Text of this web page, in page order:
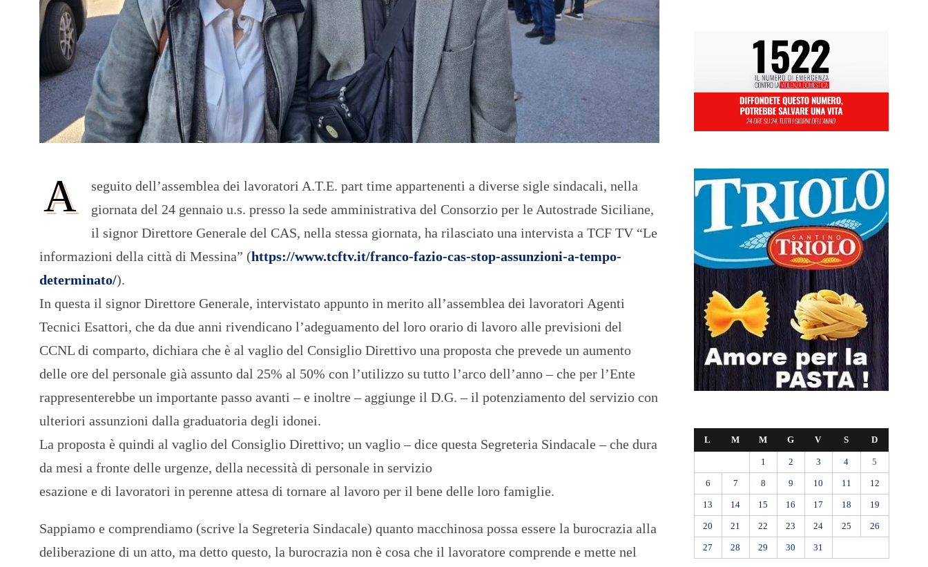
R
T
A
G
E
S
p
o
r
t
R
N
A
seguito dell’assemblea dei lavoratori A.T.E. part time appartenenti a diverse sigle sindacali, nella
giornata del 24 gennaio u.s. presso la sede amministrativa del Consorzio per le Autostrade Siciliane,
il signor Direttore Generale del CAS, nella stessa giornata, ha rilasciato una intervista a TCF TV “Le
informazioni della città di Messina” (https://www.tcftv.it/franco-fazio-cas-stop-assunzioni-a-tempo-
determinato/).
In questa il signor Direttore Generale, intervistato appunto in merito all’assemblea dei lavoratori Agenti
Tecnici Esattori, che da due anni rivendicano l’adeguamento del loro orario di lavoro alle previsioni del
CCNL di comparto, dichiara che è al vaglio del Consiglio Direttivo una proposta che prevede un aumento
delle ore del personale già assunto dal 25% al 50% con l’utilizzo su tutto l’arco dell’anno – che per l’Ente
rappresenterebbe un importante passo avanti – e inoltre – aggiunge il D.G. – il potenziamento del servizio con
ulteriori assunzioni dalla graduatoria degli idonei.
La proposta è quindi al vaglio del Consiglio Direttivo; un vaglio – dice questa Segreteria Sindacale – che dura
da mesi a fronte delle urgenze, della necessità di personale in servizio
esazione e di lavoratori in perenne attesa di tornare al lavoro per il bene delle loro famiglie.
Sappiamo e comprendiamo (scrive la Segreteria Sindacale) quanto macchinosa possa essere la burocrazia alla
deliberazione di un atto, ma detto questo, la burocrazia non è cosa che il lavoratore comprende e mette nel
L M M G V S D
1 2 3 4 5
6 7 8 9 10 11 12
13 14 15 16 17 18 19
20 21 22 23 24 25 26
27 28 29 30 31